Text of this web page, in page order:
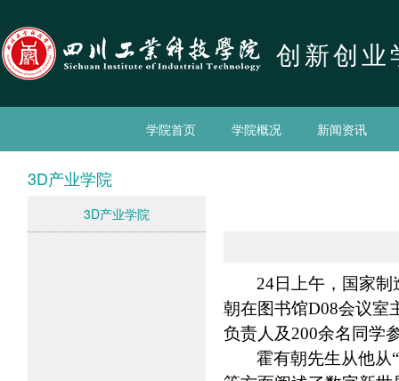
创新创业
学院首页 学院概况 新闻资讯
3D产业学院
3D产业学院
24日上午，国家
朝在图书馆D08会议室
负责人及200余名同学
霍有朝先生从他从